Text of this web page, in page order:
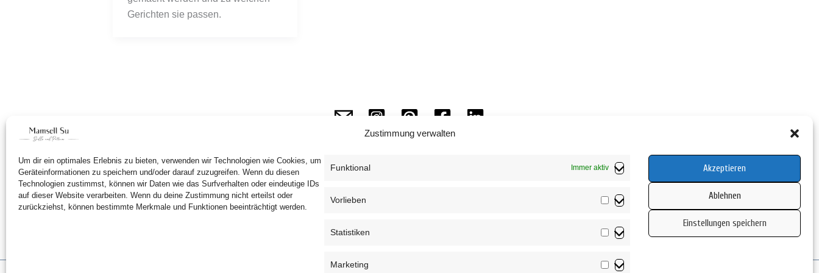
Zustimmung verwalten
Um dir ein optimales Erlebnis zu bieten, verwenden wir Technologien wie Cookies, um
Geräteinformationen zu speichern und/oder darauf zuzugreifen. Wenn du diesen
Technologien zustimmst, können wir Daten wie das Surfverhalten oder eindeutige IDs
auf dieser Website verarbeiten. Wenn du deine Zustimmung nicht erteilst oder
zurückziehst, können bestimmte Merkmale und Funktionen beeinträchtigt werden.
Funktional Immer aktiv
Vorlieben
Vorlieben
Statistiken
Statistiken
Marketing
Marketing
Akzeptieren
Ablehnen
Einstellungen speichern
Gerichten sie passen.